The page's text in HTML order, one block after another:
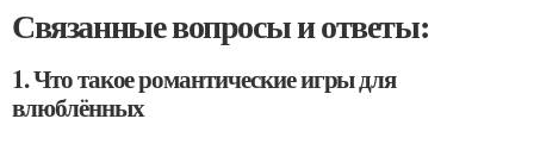
Связанные вопросы и ответы:
1. Что такое романтические игры для
влюблённых